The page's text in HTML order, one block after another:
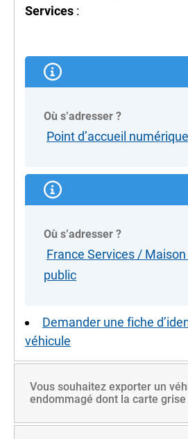
Services :
Où s’adresser ?
Point d’accueil numérique
Où s’adresser ?
France Services /
public
Demander une fiche
véhicule
Vous souhaitez exporter un
endommagé dont la carte